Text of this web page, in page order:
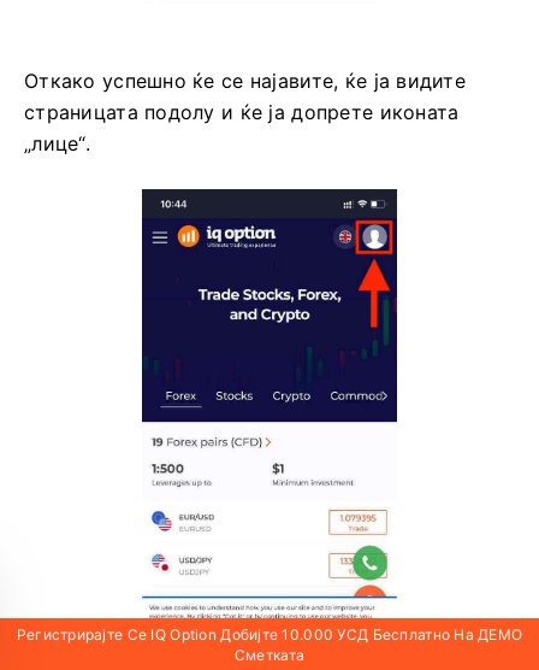
Откако успешно ќе се најавите, ќе ја видите
страницата подолу и ќе ја допрете иконата
„лице“.
Регистрирајте Се IQ Option Добијте 10.000 УСД Бесплатно На ДЕМО
Сметката